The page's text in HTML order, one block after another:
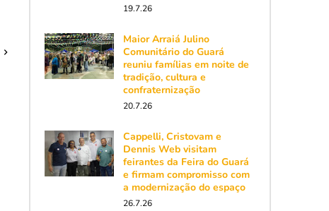
19.7.26
Maior Arraiá Julino
Comunitário do Guará
reuniu famílias em noite de
tradição, cultura e
confraternização
20.7.26
Cappelli, Cristovam e
Dennis Web visitam
feirantes da Feira do Guará
e firmam compromisso com
a modernização do espaço
26.7.26